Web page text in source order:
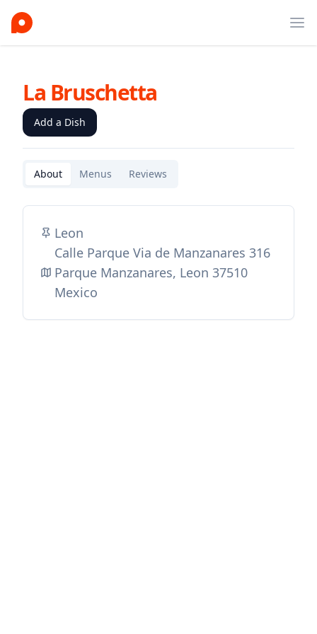
La Bruschetta
Add a Dish
About Menus Reviews
Leon
Calle Parque Via de Manzanares 316
Parque Manzanares, Leon 37510
Mexico